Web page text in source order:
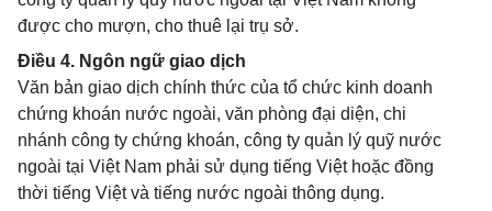
được cho mượn, cho thuê lại trụ sở.
Điều 4. Ngôn ngữ giao dịch
Văn bản giao dịch chính thức của tổ chức kinh doanh
chứng khoán nước ngoài, văn phòng đại diện, chi
nhánh công ty chứng khoán, công ty quản lý quỹ nước
ngoài tại Việt Nam phải sử dụng tiếng Việt hoặc đồng
thời tiếng Việt và tiếng nước ngoài thông dụng.